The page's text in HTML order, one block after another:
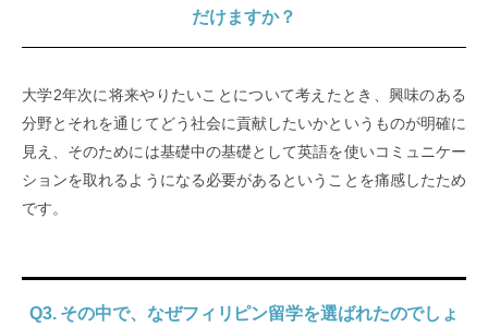
だけますか？
大学2年次に将来やりたいことについて考えたとき、興味のある
分野とそれを通じてどう社会に貢献したいかというものが明確に
見え、そのためには基礎中の基礎として英語を使いコミュニケー
ションを取れるようになる必要があるということを痛感したため
です。
Q3. その中で、なぜフィリピン留学を選ばれたのでしょ